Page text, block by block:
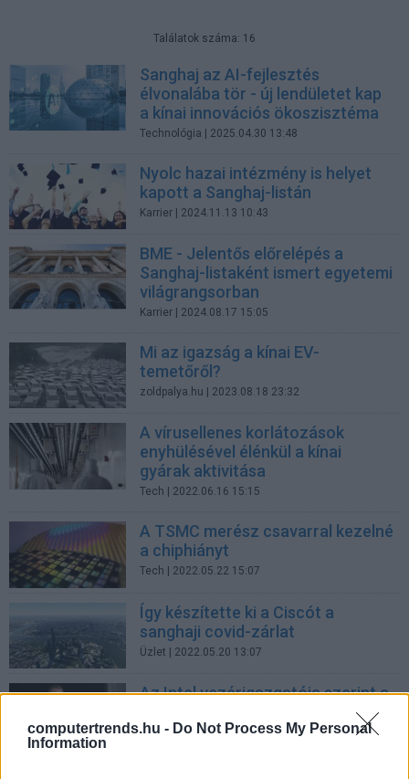
computertrends.hu - Do Not Process My Personal
Information
Találatok száma: 16
Sanghaj az AI-fejlesztés
élvonalába tör - új lendületet kap
a kínai innovációs ökoszisztéma
Technológia | 2025.04.30 13:48
Nyolc hazai intézmény is helyet
kapott a Sanghaj-listán
Karrier | 2024.11.13 10:43
BME - Jelentős előrelépés a
Sanghaj-listaként ismert egyetemi
világrangsorban
Karrier | 2024.08.17 15:05
Mi az igazság a kínai EV-
temetőről?
zoldpalya.hu | 2023.08.18 23:32
A vírusellenes korlátozások
enyhülésével élénkül a kínai
gyárak aktivitása
Tech | 2022.06.16 15:15
A TSMC merész csavarral kezelné
a chiphiányt
Tech | 2022.05.22 15:07
Így készítette ki a Ciscót a
sanghaji covid-zárlat
Üzlet | 2022.05.20 13:07
Az Intel vezérigazgatója szerint a
chiphiány legalább 2024-ig tart
Tech| 2022.04.29 13:21